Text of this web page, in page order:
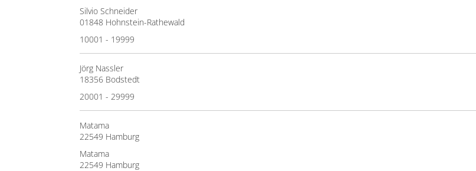
Silvio Schneider
01848 Hohnstein-Rathewald
10001 - 19999
Jörg Nassler
18356 Bodstedt
20001 - 29999
Matama
22549 Hamburg
Matama
22549 Hamburg